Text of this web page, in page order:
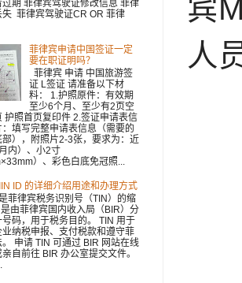
宾
人
期 菲律宾驾驶证修改信息 菲律
失 菲律宾驾驶证CR OR 菲律
菲律宾申请中国签证一定
要在职证明吗？
菲律宾 申请 中国旅游签
证 L签证 请准备以下材
料： 1.护照原件：有效期
至少6个月、至少有2页空
护照首页复印件 2.签证申请表信
填写完整申请表信息（需要的
部），附照片2-3张，要求为：近
内）、小2寸
）、彩色白底免冠照...
ID 的详细介绍用途和办理方式
菲律宾税务识别号（TIN）的缩
由菲律宾国内收入局（BIR）分
号码，用于税务目的。 TIN 用于
业纳税申报、支付税款和遵守菲
申请 TIN 可通过 BIR 网站在线
自前往 BIR 办公室提交文件。